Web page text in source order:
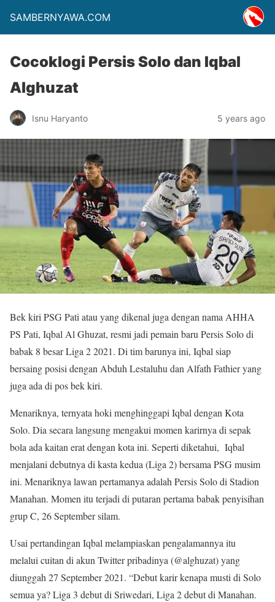
SAMBERNYAWA.COM
Cocoklogi Persis Solo dan Iqbal
Alghuzat
Isnu Haryanto 5 years ago
Bek kiri PSG Pati atau yang dikenal juga dengan nama AHHA
PS Pati, Iqbal Al Ghuzat, resmi jadi pemain baru Persis Solo di
babak 8 besar Liga 2 2021. Di tim barunya ini, Iqbal siap
bersaing posisi dengan Abduh Lestaluhu dan Alfath Fathier yang
juga ada di pos bek kiri.
Menariknya, ternyata hoki menghinggapi Iqbal dengan Kota
Solo. Dia secara langsung mengakui momen karirnya di sepak
bola ada kaitan erat dengan kota ini. Seperti diketahui, Iqbal
menjalani debutnya di kasta kedua (Liga 2) bersama PSG musim
ini. Menariknya lawan pertamanya adalah Persis Solo di Stadion
Manahan. Momen itu terjadi di putaran pertama babak penyisihan
grup C, 26 September silam.
Usai pertandingan Iqbal melampiaskan pengalamannya itu
melalui cuitan di akun Twitter pribadinya (@alghuzat) yang
diunggah 27 September 2021. “Debut karir kenapa musti di Solo
semua ya? Liga 3 debut di Sriwedari, Liga 2 debut di Manahan.